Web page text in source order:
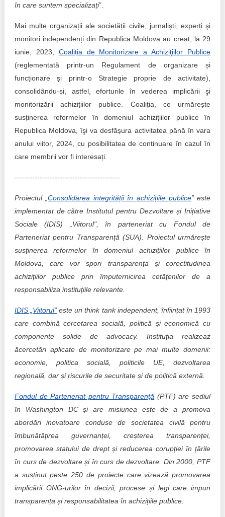
în care suntem specializați”.
Mai multe organizații ale societății civile, jurnaliști, experți şi
monitori independenți din Republica Moldova au creat, la 29
iunie, 2023, Coaliția de Monitorizare a Achiziţiilor Publice
(reglementată printr-un Regulament de organizare și
funcționare și printr-o Strategie proprie de activitate),
consolidându-și, astfel, eforturile în vederea implicării şi
monitorizării achizițiilor publice. Coaliția, ce urmărește
susținerea reformelor în domeniul achizițiilor publice în
Republica Moldova, îşi va desfășura activitatea până în vara
anului viitor, 2024, cu posibilitatea de continuare în cazul în
care membrii vor fi interesați.
------------------------------------------
Proiectul „Consolidarea integrității în achizițiile publice” este
implementat de către Institutul pentru Dezvoltare și Inițiative
Sociale (IDIS) „Viitorul", în parteneriat cu Fondul de
Parteneriat pentru Transparență (SUA). Proiectul urmărește
susținerea reformelor în domeniul achizițiilor publice în
Moldova, care vor spori transparența și corectitudinea
achizițiilor publice prin împuternicirea cetățenilor de a
responsabiliza instituțiile relevante.
IDIS „Viitorul” este un think tank independent, înființat în 1993
care combină cercetarea socială, politică și economică cu
componente solide de advocacy. Instituția realizeaz
ăcercetări aplicate de monitorizare pe mai multe domenii:
economie, politica socială, politicile UE, dezvoltarea
regională, dar și riscurile de securitate și de politică externă.
Fondul de Parteneriat pentru Transparenţă (PTF) are sediul
în Washington DC și are misiunea este de a promova
abordări inovatoare conduse de societatea civilă pentru
îmbunătățirea guvernanței, creșterea transparenței,
promovarea statului de drept și reducerea corupției în țările
în curs de dezvoltare și în curs de dezvoltare. Din 2000, PTF
a susținut peste 250 de proiecte care vizează promovarea
implicării ONG-urilor în decizii, procese și legi care impun
transparența și responsabilitatea în achizițiile publice.